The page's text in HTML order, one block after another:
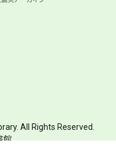
All Rights Reserved.